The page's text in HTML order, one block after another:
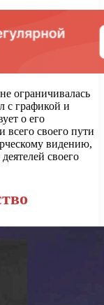
ограничивалась
с графикой и
о его
всего своего пути
видению,
своего